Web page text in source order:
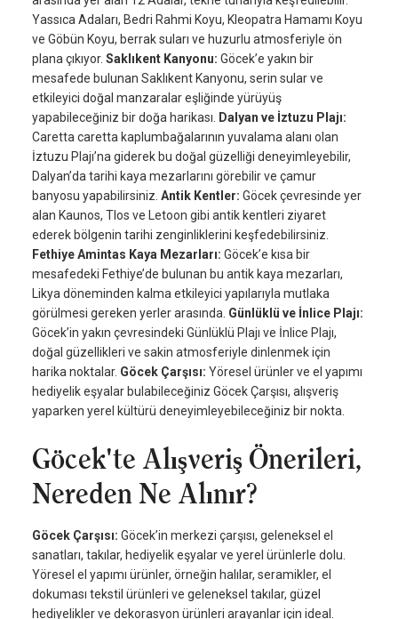
Yassıca Adaları, Bedri Rahmi Koyu, Kleopatra Hamamı Koyu
ve Göbün Koyu, berrak suları ve huzurlu atmosferiyle ön
plana çıkıyor. Saklıkent Kanyonu: Göcek’e yakın bir
mesafede bulunan Saklıkent Kanyonu, serin sular ve
etkileyici doğal manzaralar eşliğinde yürüyüş
yapabileceğiniz bir doğa harikası. Dalyan ve İztuzu Plajı:
Caretta caretta kaplumbağalarının yuvalama alanı olan
İztuzu Plajı’na giderek bu doğal güzelliği deneyimleyebilir,
Dalyan’da tarihi kaya mezarlarını görebilir ve çamur
banyosu yapabilirsiniz. Antik Kentler: Göcek çevresinde yer
alan Kaunos, Tlos ve Letoon gibi antik kentleri ziyaret
ederek bölgenin tarihi zenginliklerini keşfedebilirsiniz.
Fethiye Amintas Kaya Mezarları: Göcek’e kısa bir
mesafedeki Fethiye’de bulunan bu antik kaya mezarları,
Likya döneminden kalma etkileyici yapılarıyla mutlaka
görülmesi gereken yerler arasında. Günlüklü ve İnlice Plajı:
Göcek’in yakın çevresindeki Günlüklü Plajı ve İnlice Plajı,
doğal güzellikleri ve sakin atmosferiyle dinlenmek için
harika noktalar. Göcek Çarşısı: Yöresel ürünler ve el yapımı
hediyelik eşyalar bulabileceğiniz Göcek Çarşısı, alışveriş
yaparken yerel kültürü deneyimleyebileceğiniz bir nokta.
Göcek'te Alışveriş Önerileri,
Nereden Ne Alınır?
Göcek Çarşısı: Göcek’in merkezi çarşısı, geleneksel el
sanatları, takılar, hediyelik eşyalar ve yerel ürünlerle dolu.
Yöresel el yapımı ürünler, örneğin halılar, seramikler, el
dokuması tekstil ürünleri ve geleneksel takılar, güzel
hediyelikler ve dekorasyon ürünleri arayanlar için ideal.